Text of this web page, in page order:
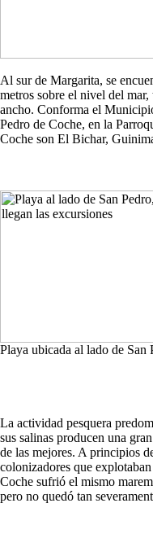
Al sur de Margarita, se
metros sobre el nivel del
ancho. Conforma el
Pedro de Coche, en la
Coche son El Bichar,
Playa ubicada al lado de San
La actividad pesquera
sus salinas producen una
de las mejores. A principios
colonizadores que
Coche sufrió el mismo
pero no quedó tan